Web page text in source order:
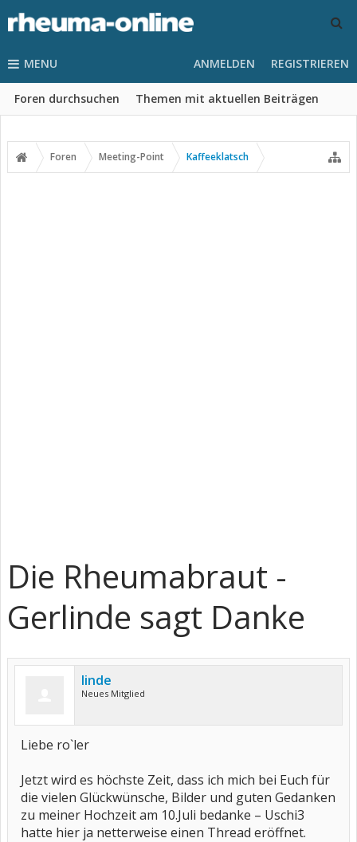
MENU
Foren durchsuchen Themen mit aktuellen Beiträgen
ANMELDEN REGISTRIEREN
Foren Meeting-Point Kaffeeklatsch
Die Rheumabraut -
Gerlinde sagt Danke
linde
Neues Mitglied
Liebe ro`ler
Jetzt wird es höchste Zeit, dass ich mich bei Euch für
die vielen Glückwünsche, Bilder und guten Gedanken
zu meiner Hochzeit am 10.Juli bedanke – Uschi3
hatte hier ja netterweise einen Thread eröffnet.